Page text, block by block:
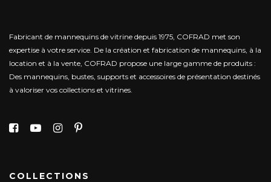
Fabricant de mannequins de vitrine depuis 1975, COFRAD met son
expertise à votre service. De la création et fabrication de mannequins, à la
location et à la vente, COFRAD propose une large gamme de produits :
Des mannequins, bustes, supports et accessoires de présentation destinés
à valoriser vos collections et vitrines.
COLLECTIONS